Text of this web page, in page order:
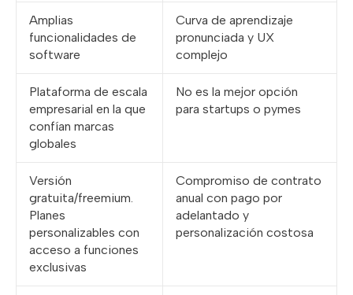
Amplias
funcionalidades de
software
Curva de aprendizaje
pronunciada y UX
complejo
Plataforma de escala
empresarial en la que
confían marcas
globales
No es la mejor opción
para startups o pymes
Versión
gratuita/freemium.
Planes
personalizables con
acceso a funciones
exclusivas
Compromiso de contrato
anual con pago por
adelantado y
personalización costosa